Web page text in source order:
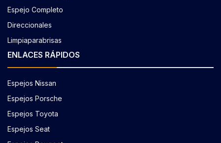
Espejo Completo
Direccionales
Limpiaparabrisas
ENLACES RÁPIDOS
Espejos Nissan
Espejos Porsche
Espejos Toyota
Espejos Seat